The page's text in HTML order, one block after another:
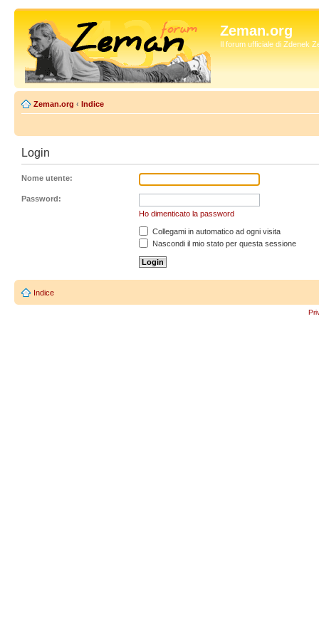
Zeman.org
Il forum ufficiale di Zdenek
Zeman.org ‹ Indice
Login
Nome utente:
Password:
Ho dimenticato la password
Collegami in automatico ad ogni visita
Nascondi il mio stato per questa sessione
Indice